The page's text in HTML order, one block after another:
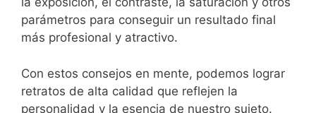
parámetros ⁤para ⁤conseguir un‌ resultado final
más profesional y atractivo.
Con⁢ estos ‌consejos en‌ mente, ⁣podemos lograr
retratos de alta calidad que reflejen la
personalidad y la esencia de nuestro sujeto.